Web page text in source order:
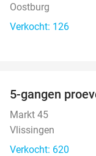
Oostburg
Verkocht: 126
5-gangen
Markt 45
Vlissingen
Verkocht: 620